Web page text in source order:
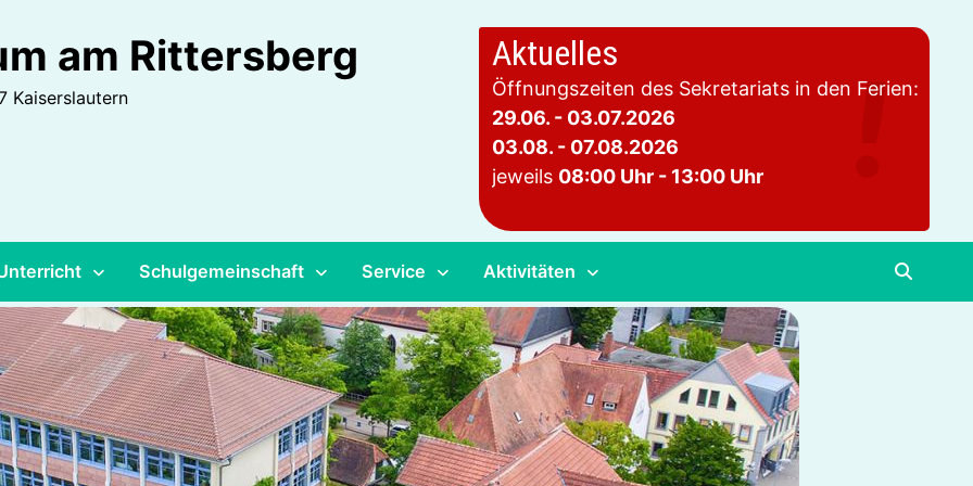
am Rittersberg
Kaiserslautern
Aktuelles
Öffnungszeiten des Sekretariats in den Ferien:
29.06. - 03.07.2026
03.08. - 07.08.2026
jeweils 08:00 Uhr - 13:00 Uhr
Schulgemeinschaft Service Aktivitäten